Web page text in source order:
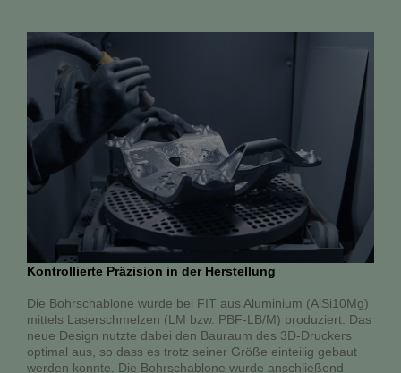
Kontrollierte Präzision in der Herstellung
Die Bohrschablone wurde bei FIT aus Aluminium (AlSi10Mg)
mittels Laserschmelzen (LM bzw. PBF-LB/M) produziert. Das
neue Design nutzte dabei den Bauraum des 3D-Druckers
optimal aus, so dass es trotz seiner Größe einteilig gebaut
werden konnte. Die Bohrschablone wurde anschließend